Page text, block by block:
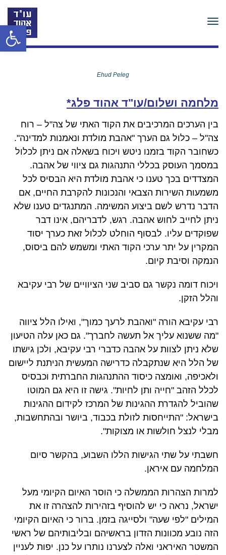
פתח
תפריט
Ehud Peleg
מלחמה ושלום/עו"ד אהוד פלג*
בין הערכים המרכיבים את הקוד האתי של צה"ל – רוח
צה"ל – כלול גם הערך "אהבת מולדת ונאמנות למדינה".
כשחובר הקוד בזמנו ניטש ויכוח בשאלה אם ניתן לכלול
במסמך העוסק בכללי התנהגות גם ציווי של אהבה.
המצדדים בכך טענו כי אהבת מולדת היא הבסיס לכל
משמעות השירות הצבאי והנכונות להקרבת החיים, אם
הדבר נדרש לשם ביצוע המשימה. המתנגדים טענו שלא
ניתן לחייב לחוש אהבה. רגש, לדבריהם, אינו דבר
שפוקדים עליו. לבסוף הוחלט לכלול זאת כערך יסוד
המקרין על יתר ערכי הקוד האתי ומשמש להם ביסוס,
הנמקה וסיבת קיום.
ויכוח דומה נקשר גם סביב שני הציוויים של רבי עקיבא
והלל הזקן.
רבי עקיבא הורה "ואהבת לרעך כמוך", ואילו הלל ציווה
"מה ששנוא עליך אל תעשה לחברך". גם כאן עלה הטיעון
שלא ניתן לצוות על אהבה כדברי רבי עקיבא, ולכן גישתו
של הלל היא שנתקבלה כדרישה המעשית הניתנת ליישום
ולאכיפה, ואומצה כיסוד ההתנהגות החברתית וכבסיס
לכלל הזהב "חייה ותן לחיות". גישה זו היא גם המוטו
שהוביל להגדרת ההגינות של המרכז לקידום ההגינות
בישראל: "התייחסות לזולת בכבוד, ביושר ובהתחשבות,
מבלי לנצל חולשות או מצוקות".
חשבתי על שתי הגישות הללו השבוע, בהקשר סיום
המלחמה עם איראן.
למרות הצהרות הממשלה כי הוסר האיום הקיומי מעל
ישראל, נראה כי יש להוסיף בזהירות להצהרה זו את
המילים "לפי שעה" ולסייגה בזמן. ברור כי האיום הקיומי
הזה נובע מכוונות הזדון בראשיהם ובליבותיהם של ראשי
המשטר האיראני ואלה לצערנו נותרו על כנן. יפות לעניין